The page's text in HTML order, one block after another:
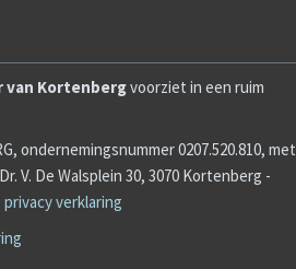
van Kortenbergvoorziet in een ruim
ondernemingsnummer 0207.520.810, met
V. De Walsplein 30, 3070 Kortenberg -
privacy verklaring